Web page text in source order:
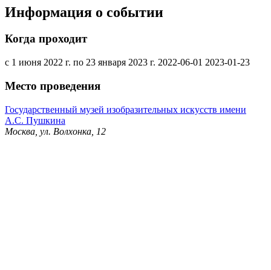
Информация о событии
Когда проходит
с 1 июня 2022 г. по 23 января 2023 г. 2022-06-01 2023-01-23
Место проведения
Государственный музей изобразительных искусств имени
А.С. Пушкина
Москва, ул. Волхонка, 12